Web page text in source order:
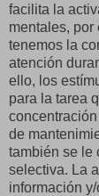
facilita la
mentales,
tenemos la
atención
ello, los
para la tarea
de
también se le
selectiva. La
información